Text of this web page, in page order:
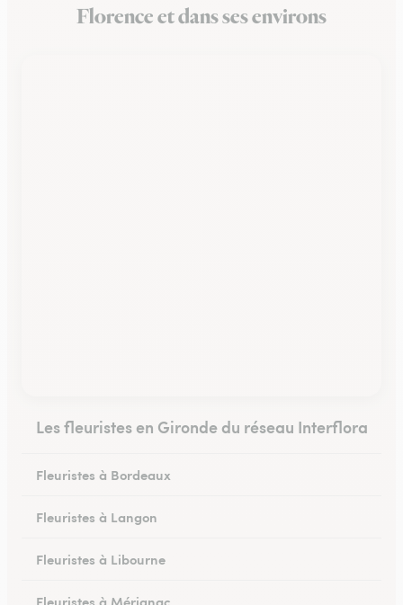
Florence et dans ses environs
Les fleuristes en Gironde du réseau Interflora
Fleuristes à Bordeaux
Fleuristes à Langon
Fleuristes à Libourne
Fleuristes à Mérignac